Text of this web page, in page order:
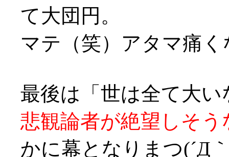
て大団円。
マテ（笑）アタマ痛
最後は「世は全て大
悲観論者が絶望しそう
かに幕となりまつ(´Д